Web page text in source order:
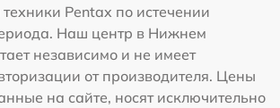
Pentax по истечении
Наш центр в Нижнем
независимо и не имеет
от производителя. Цены
на сайте, носят исключительно